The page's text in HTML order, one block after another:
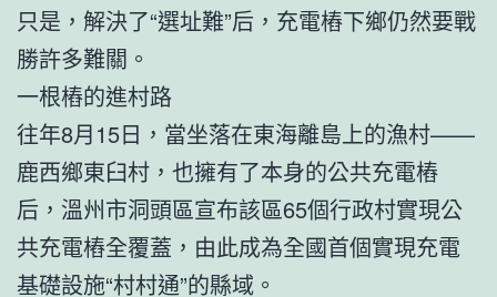
只是，解決了“選址難”后，充電樁下鄉仍然要戰
勝許多難關。
一根樁的進村路
往年8月15日，當坐落在東海離島上的漁村——
鹿西鄉東臼村，也擁有了本身的公共充電樁
后，溫州市洞頭區宣布該區65個行政村實現公
共充電樁全覆蓋，由此成為全國首個實現充電
基礎設施“村村通”的縣域。